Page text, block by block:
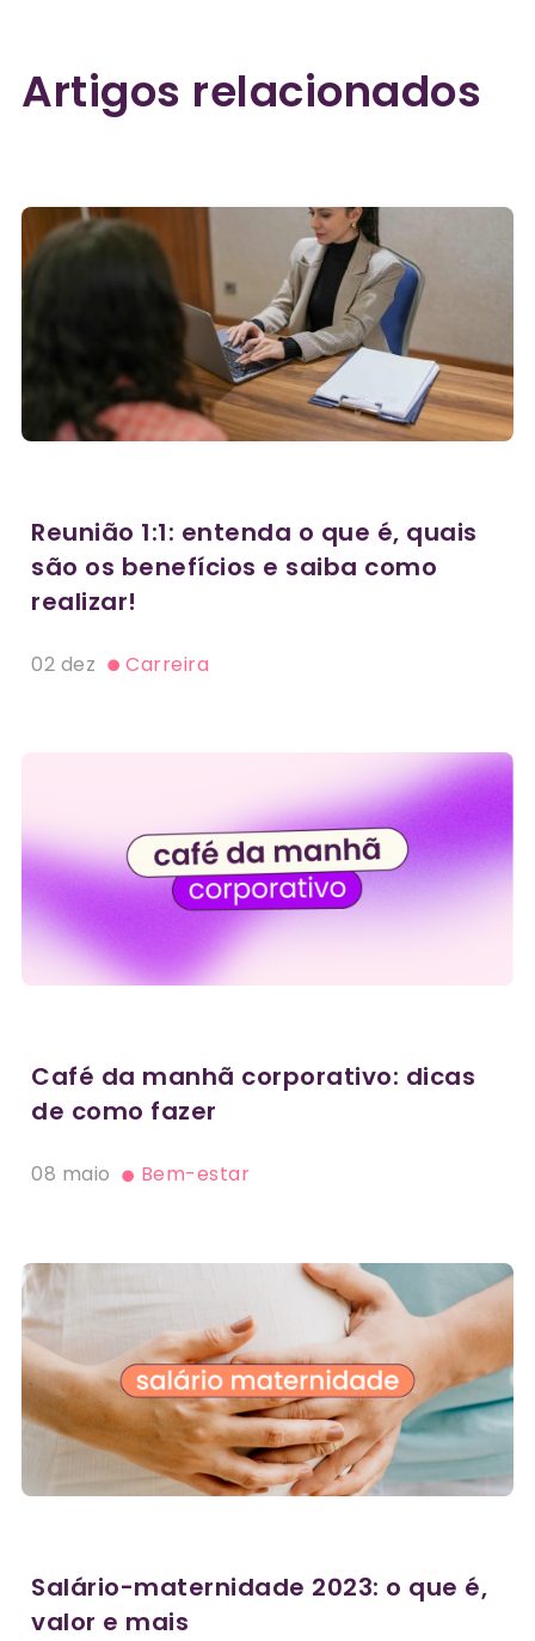
Artigos relacionados
Reunião 1:1: entenda o que é, quais
são os benefícios e saiba como
realizar!
02 dez Carreira
Café da manhã corporativo: dicas
de como fazer
08 maio Bem-estar
Salário-maternidade 2023: o que é,
valor e mais